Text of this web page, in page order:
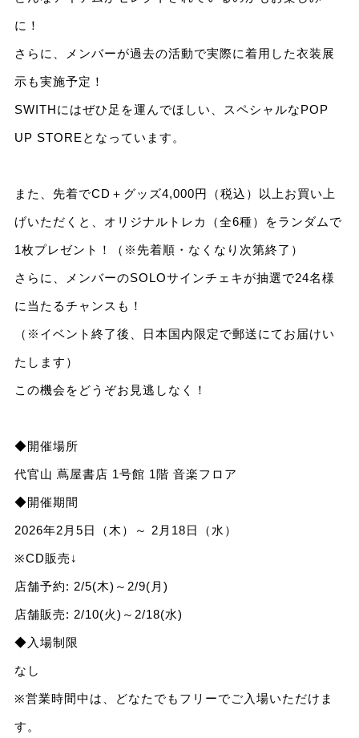
に！
さらに、メンバーが過去の活動で実際に着用した衣装展
示も実施予定！
SWITHにはぜひ足を運んでほしい、スペシャルなPOP
UP STOREとなっています。
また、先着でCD＋グッズ4,000円（税込）以上お買い上
げいただくと、オリジナルトレカ（全6種）をランダムで
1枚プレゼント！（※先着順・なくなり次第終了）
さらに、メンバーのSOLOサインチェキが抽選で24名様
に当たるチャンスも！
（※イベント終了後、日本国内限定で郵送にてお届けい
たします）
この機会をどうぞお見逃しなく！
◆開催場所
代官山 蔦屋書店 1号館 1階 音楽フロア
◆開催期間
2026年2月5日（木）～ 2月18日（水）
※CD販売↓
店舗予約: 2/5(木)～2/9(月)
店舗販売: 2/10(火)～2/18(水)
◆入場制限
なし
※営業時間中は、どなたでもフリーでご入場いただけま
す。